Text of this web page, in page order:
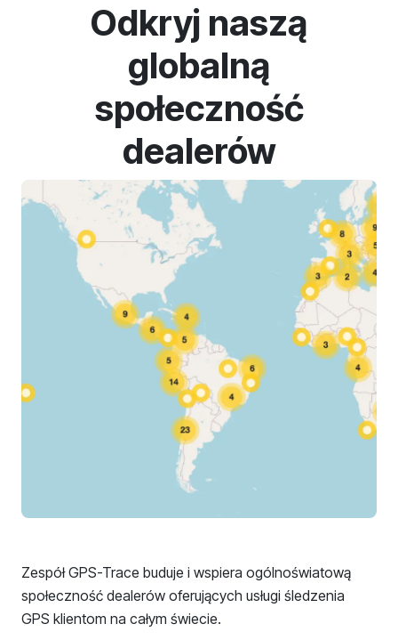
Odkryj naszą
globalną
społeczność
dealerów
Zespół GPS-Trace buduje i wspiera ogólnoświatową
społeczność dealerów oferujących usługi śledzenia
GPS klientom na całym świecie.